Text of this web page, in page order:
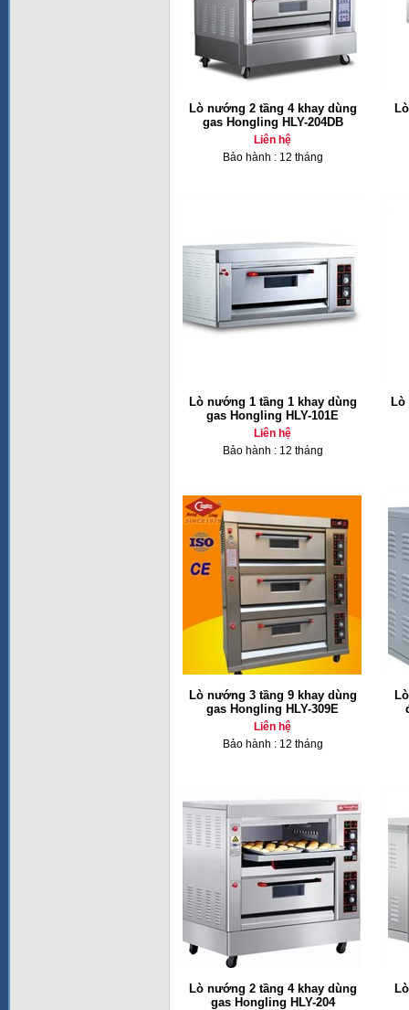
Lò nướng 2 tầng 4 khay dùng
gas Hongling HLY-204DB
Liên hệ
Bảo hành : 12 tháng
Lò nướng 1 tầng 1 khay dùng
gas Hongling HLY-101E
Liên hệ
Bảo hành : 12 tháng
Lò nướng 3 tầng 9 khay dùng
gas Hongling HLY-309E
Liên hệ
Bảo hành : 12 tháng
Lò nướng 2 tầng 4 khay dùng
gas Hongling HLY-204